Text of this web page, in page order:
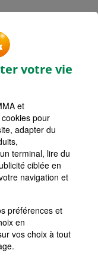
Nantes (44000)
votre vie
et
pour
adapter du
terminal, lire du
ciblée en
navigation et
préférences et
en
vos choix à tout